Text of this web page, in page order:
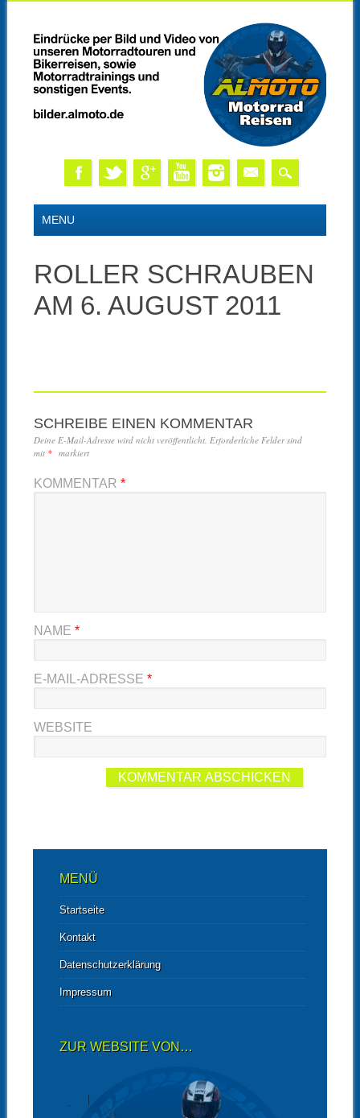
MAIN MENU
MENU
ROLLER SCHRAUBEN
AM 6. AUGUST 2011
SCHREIBE EINEN KOMMENTAR
Deine E-Mail-Adresse wird nicht veröffentlicht. Erforderliche Felder sind
mit * markiert
KOMMENTAR *
NAME *
E-MAIL-ADRESSE *
WEBSITE
MENÜ
Startseite
Kontakt
Datenschutzerklärung
Impressum
ZUR WEBSITE VON…